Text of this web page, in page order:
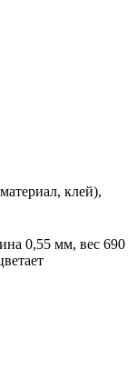
клей),
0,55 мм, вес 690